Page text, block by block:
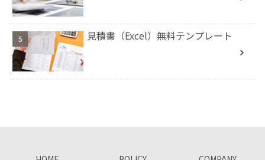
見積書（Excel）無料テンプレート